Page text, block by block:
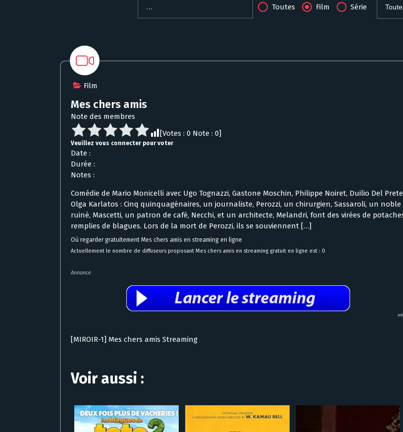
Toutes Film Série
Film
Mes chers amis
Note des membres
[Votes : 0 Note : 0]
Veuillez vous connecter pour voter
Date :
Durée :
Notes :
Comédie de Mario Monicelli avec Ugo Tognazzi, Gastone Moschin, Philippe Noiret, Duilio Del
Olga Karlatos : Cinq quinquagénaires, un journaliste, Perozzi, un chirurgien, Sassaroli, un noble
ruiné, Mascetti, un patron de café, Necchi, et un architecte, Melandri, font des virées de
remplies de blagues. Lors de la mort de Perozzi, ils se souviennent […]
Où regarder gratuitement Mes chers amis en streaming en ligne
Actuellement le nombre de diffuseurs proposant Mes chers amis en streaming gratuit en ligne est : 0
Annonce
[MIROIR-1] Mes chers amis Streaming
Voir aussi :